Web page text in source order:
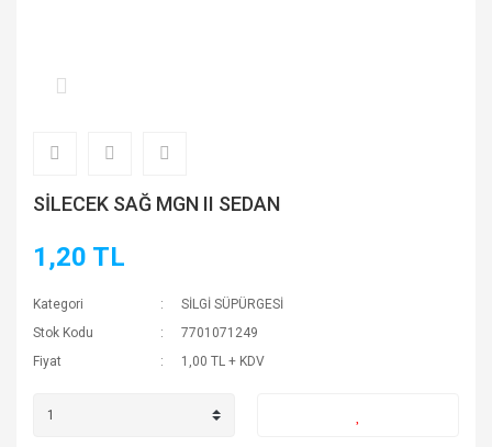
SİLECEK SAĞ MGN II SEDAN
1,20 TL
Kategori
SİLGİ SÜPÜRGESİ
Stok Kodu
7701071249
Fiyat
1,00 TL + KDV